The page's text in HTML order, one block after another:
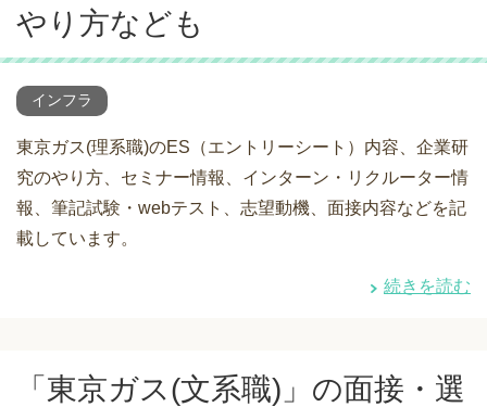
やり方なども
インフラ
東京ガス(理系職)のES（エントリーシート）内容、企業研
究のやり方、セミナー情報、インターン・リクルーター情
報、筆記試験・webテスト、志望動機、面接内容などを記
載しています。
続きを読む
「東京ガス(文系職)」の面接・選